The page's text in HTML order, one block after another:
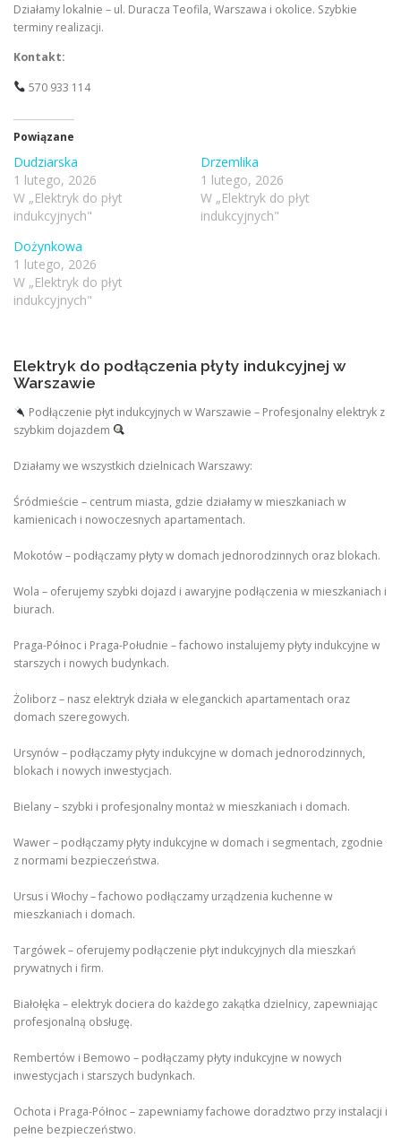
Działamy lokalnie – ul. Duracza Teofila, Warszawa i okolice. Szybkie
terminy realizacji.
Kontakt:
570 933 114
Powiązane
Dudziarska
1 lutego, 2026
W „Elektryk do płyt
indukcyjnych"
Drzemlika
1 lutego, 2026
W „Elektryk do płyt
indukcyjnych"
Dożynkowa
1 lutego, 2026
W „Elektryk do płyt
indukcyjnych"
Elektryk do podłączenia płyty indukcyjnej w
Warszawie
Podłączenie płyt indukcyjnych w Warszawie – Profesjonalny elektryk z
szybkim dojazdem
Działamy we wszystkich dzielnicach Warszawy:
Śródmieście – centrum miasta, gdzie działamy w mieszkaniach w
kamienicach i nowoczesnych apartamentach.
Mokotów – podłączamy płyty w domach jednorodzinnych oraz blokach.
Wola – oferujemy szybki dojazd i awaryjne podłączenia w mieszkaniach i
biurach.
Praga-Północ i Praga-Południe – fachowo instalujemy płyty indukcyjne w
starszych i nowych budynkach.
Żoliborz – nasz elektryk działa w eleganckich apartamentach oraz
domach szeregowych.
Ursynów – podłączamy płyty indukcyjne w domach jednorodzinnych,
blokach i nowych inwestycjach.
Bielany – szybki i profesjonalny montaż w mieszkaniach i domach.
Wawer – podłączamy płyty indukcyjne w domach i segmentach, zgodnie
z normami bezpieczeństwa.
Ursus i Włochy – fachowo podłączamy urządzenia kuchenne w
mieszkaniach i domach.
Targówek – oferujemy podłączenie płyt indukcyjnych dla mieszkań
prywatnych i firm.
Białołęka – elektryk dociera do każdego zakątka dzielnicy, zapewniając
profesjonalną obsługę.
Rembertów i Bemowo – podłączamy płyty indukcyjne w nowych
inwestycjach i starszych budynkach.
Ochota i Praga-Północ – zapewniamy fachowe doradztwo przy instalacji i
pełne bezpieczeństwo.